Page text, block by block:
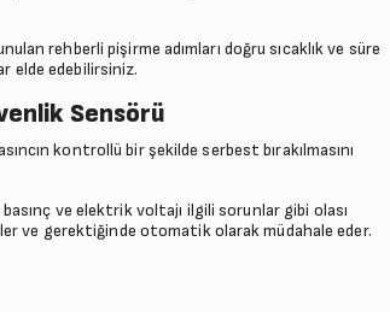
rehberli pişirme adımları doğru sıcaklık ve süre
elde edebilirsiniz.
Sensörü
kontrollü bir şekilde serbest bırakılmasını
basınç ve elektrik voltajı ilgili sorunlar gibi olası
ve gerektiğinde otomatik olarak müdahale eder.